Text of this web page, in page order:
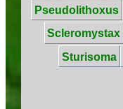
Pseudolithoxus
Scleromystax
Sturisoma